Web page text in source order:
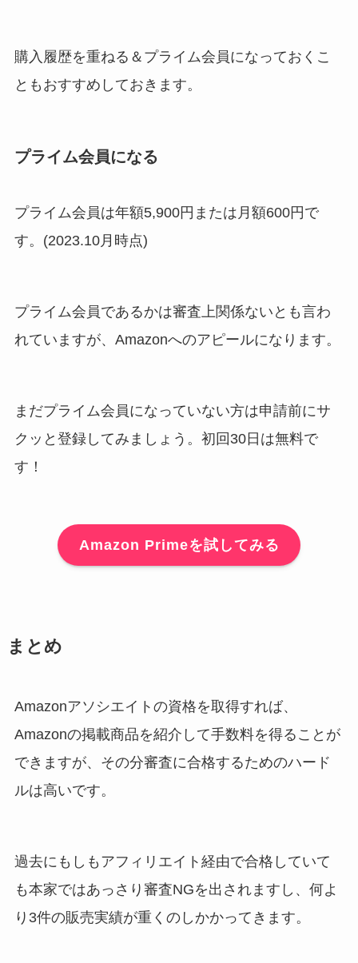
購入履歴を重ねる＆プライム会員になっておくこ
ともおすすめしておきます。
プライム会員になる
プライム会員は年額5,900円または月額600円で
す。(2023.10月時点)
プライム会員であるかは審査上関係ないとも言わ
れていますが、Amazonへのアピールになります。
まだプライム会員になっていない方は申請前にサ
クッと登録してみましょう。初回30日は無料で
す！
Amazon Primeを試してみる
まとめ
Amazonアソシエイトの資格を取得すれば、
Amazonの掲載商品を紹介して手数料を得ることが
できますが、その分審査に合格するためのハード
ルは高いです。
過去にもしもアフィリエイト経由で合格していて
も本家ではあっさり審査NGを出されますし、何よ
り3件の販売実績が重くのしかかってきます。